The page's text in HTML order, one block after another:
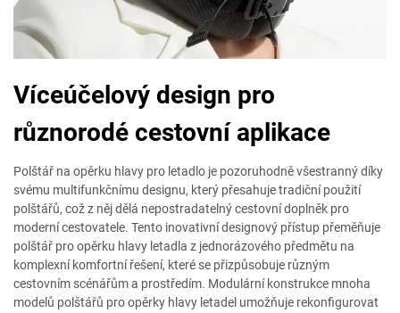
Víceúčelový design pro
různorodé cestovní aplikace
Polštář na opěrku hlavy pro letadlo je pozoruhodně všestranný díky
svému multifunkčnímu designu, který přesahuje tradiční použití
polštářů, což z něj dělá nepostradatelný cestovní doplněk pro
moderní cestovatele. Tento inovativní designový přístup přeměňuje
polštář pro opěrku hlavy letadla z jednorázového předmětu na
komplexní komfortní řešení, které se přizpůsobuje různým
cestovním scénářům a prostředím. Modulární konstrukce mnoha
modelů polštářů pro opěrky hlavy letadel umožňuje rekonfigurovat